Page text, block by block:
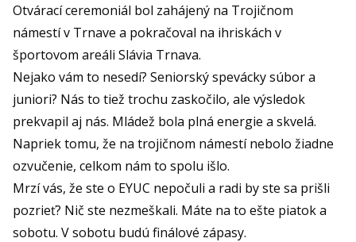
Otvárací ceremoniál bol zahájený na Trojičnom
námestí v Trnave a pokračoval na ihriskách v
športovom areáli Slávia Trnava.
Nejako vám to nesedí? Seniorský spevácky súbor a
juniori? Nás to tiež trochu zaskočilo, ale výsledok
prekvapil aj nás. Mládež bola plná energie a skvelá.
Napriek tomu, že na trojičnom námestí nebolo žiadne
ozvučenie, celkom nám to spolu išlo.
Mrzí vás, že ste o EYUC nepočuli a radi by ste sa prišli
pozrieť? Nič ste nezmeškali. Máte na to ešte piatok a
sobotu. V sobotu budú finálové zápasy.